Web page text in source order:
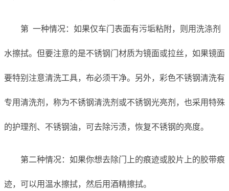
第 一种情况：如果仅车门表面有污垢粘附，则用洗涤剂
水擦拭。但要注意的是不锈钢门材质为镜面或拉丝，如果镜面
要特别注意清洗工具，布必须干净。另外，彩色不锈钢清洗有
专用清洗剂，称为不锈钢清洗剂或不锈钢光亮剂，也采用特殊
的护理剂、不锈钢油，可去除污渍，恢复不锈钢的亮度。
第二种情况：如果你想去除门上的痕迹或胶片上的胶带痕
迹，可以用温水擦拭，然后用酒精擦拭。